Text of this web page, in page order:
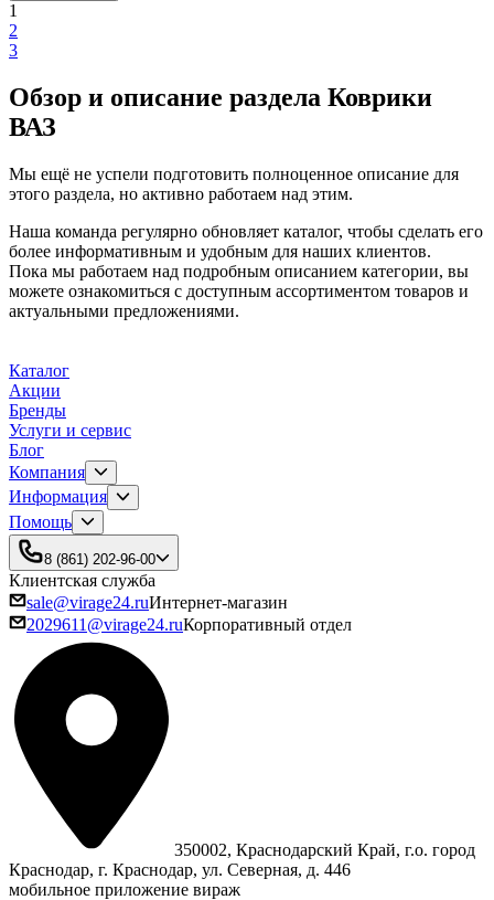
1
2
3
Обзор и описание раздела Коврики
ВАЗ
Мы ещё не успели подготовить полноценное описание для
этого раздела, но активно работаем над этим.
Наша команда регулярно обновляет каталог, чтобы сделать его
более информативным и удобным для наших клиентов.
Пока мы работаем над подробным описанием категории, вы
можете ознакомиться с доступным ассортиментом товаров и
актуальными предложениями.
Каталог
Акции
Бренды
Услуги и сервис
Блог
Компания
Информация
Помощь
8 (861) 202-96-00
Клиентская служба
sale@virage24.ruИнтернет-магазин
2029611@virage24.ruКорпоративный отдел
350002, Краснодарский Край, г.о. город
Краснодар, г. Краснодар, ул. Северная, д. 446
мобильное приложение вираж